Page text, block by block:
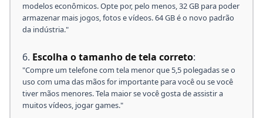
modelos econômicos. Opte por, pelo menos, 32 GB para poder
armazenar mais jogos, fotos e vídeos. 64 GB é o novo padrão
da indústria."
Escolha o tamanho de tela correto:
"Compre um telefone com tela menor que 5,5 polegadas se o
uso com uma das mãos for importante para você ou se você
tiver mãos menores. Tela maior se você gosta de assistir a
muitos vídeos, jogar games."